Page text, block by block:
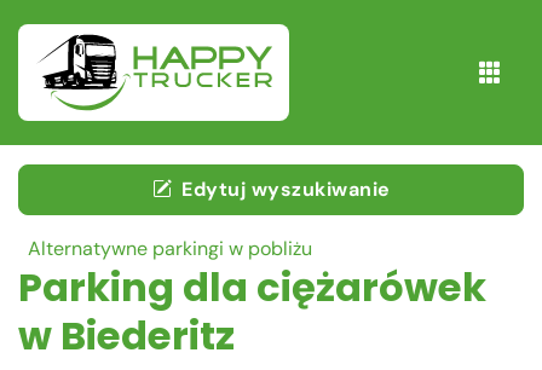
Edytuj wyszukiwanie
Alternatywne parkingi w pobliżu
Parking dla ciężarówek
w Biederitz